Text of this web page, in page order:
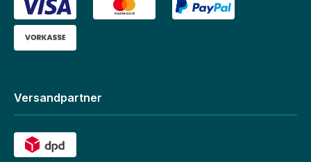
Versandpartner